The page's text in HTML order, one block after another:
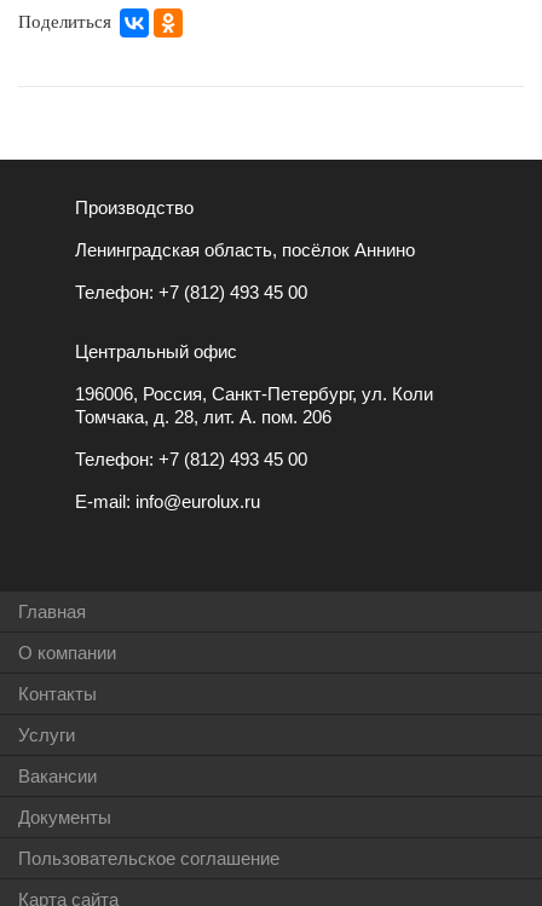
Поделиться
Производство
Ленинградская область, посёлок Аннино
Телефон: +7 (812) 493 45 00
Центральный офис
196006, Россия, Санкт-Петербург, ул. Коли
Томчака, д. 28, лит. А. пом. 206
Телефон: +7 (812) 493 45 00
E-mail: info@eurolux.ru
Главная
О компании
Контакты
Услуги
Вакансии
Документы
Пользовательское соглашение
Карта сайта